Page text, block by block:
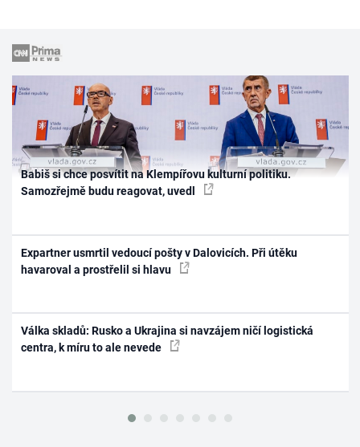
Babiš si chce posvítit na Klempířovu kulturní politiku.
Samozřejmě budu reagovat, uvedl
Expartner usmrtil vedoucí pošty v Dalovicích. Při útěku
havaroval a prostřelil si hlavu
Válka skladů: Rusko a Ukrajina si navzájem ničí logistická
centra, k míru to ale nevede